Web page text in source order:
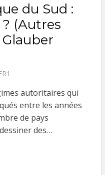
du Sud :
? (Autres
autoritaires qui
entre les années
de pays
des…